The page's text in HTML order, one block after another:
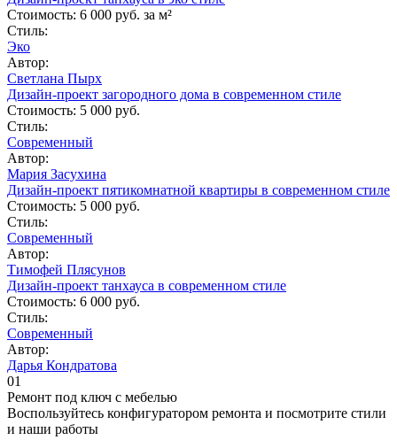
Стоимость: 6 000 руб. за м²
Стиль:
Эко
Автор:
Светлана Пырх
Дизайн-проект загородного дома в современном стиле
Стоимость: 5 000 руб.
Стиль:
Современный
Автор:
Мария Засухина
Дизайн-проект пятикомнатной квартиры в современном стиле
Стоимость: 5 000 руб.
Стиль:
Современный
Автор:
Тимофей Плясунов
Дизайн-проект танхауса в современном стиле
Стоимость: 6 000 руб.
Стиль:
Современный
Автор:
Дарья Кондратова
01
Ремонт под ключ c мебелью
Воспользуйтесь конфигуратором ремонта и посмотрите стили
и наши работы